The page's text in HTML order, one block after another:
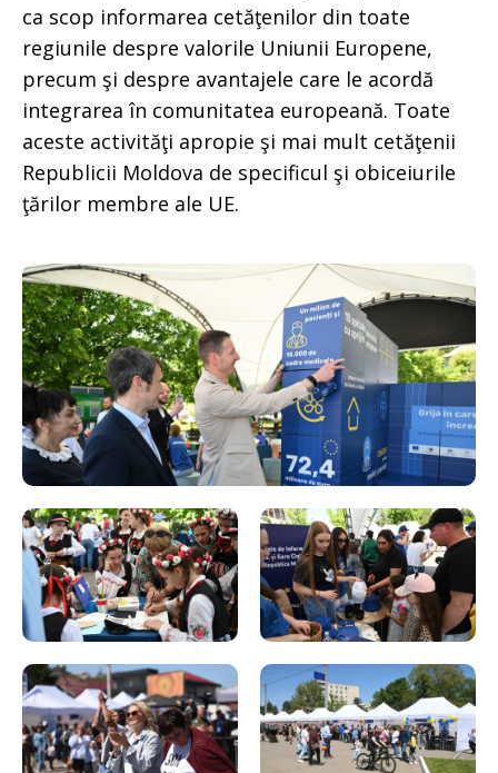
ca scop informarea cetăţenilor din toate
regiunile despre valorile Uniunii Europene,
precum şi despre avantajele care le acordă
integrarea în comunitatea europeană. Toate
aceste activităţi apropie şi mai mult cetăţenii
Republicii Moldova de specificul şi obiceiurile
ţărilor membre ale UE.